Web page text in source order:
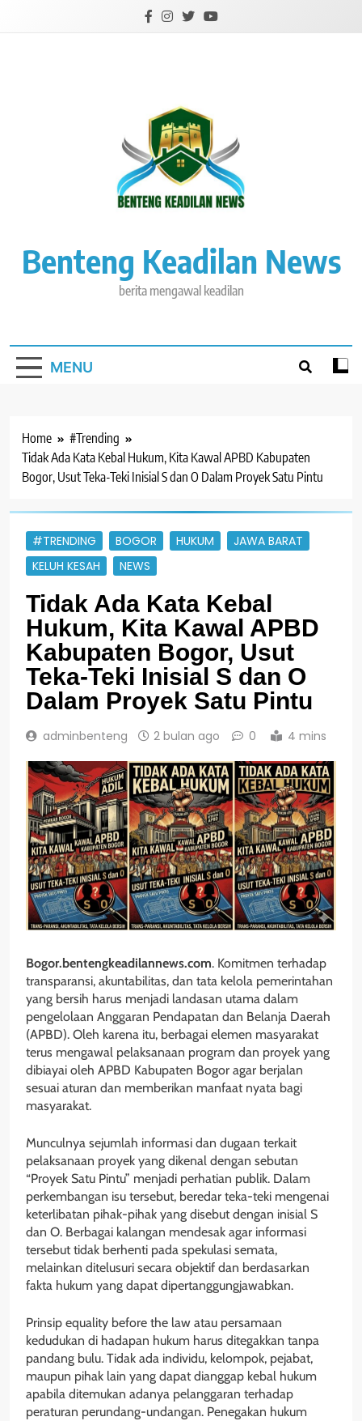
Benteng Keadilan News
berita mengawal keadilan
MENU
Home
#Trending
Tidak Ada Kata Kebal Hukum, Kita Kawal APBD Kabupaten
Bogor, Usut Teka-Teki Inisial S dan O Dalam Proyek Satu Pintu
#TRENDING BOGOR HUKUM
JAWA BARAT
KELUH KESAH
NEWS
Tidak Ada Kata Kebal
Hukum, Kita Kawal APBD
Kabupaten Bogor, Usut
Teka-Teki Inisial S dan O
Dalam Proyek Satu Pintu
adminbenteng 2 bulan ago 0 4 mins
Bogor.bentengkeadilannews.com. Komitmen terhadap
transparansi, akuntabilitas, dan tata kelola pemerintahan
yang bersih harus menjadi landasan utama dalam
pengelolaan Anggaran Pendapatan dan Belanja Daerah
(APBD). Oleh karena itu, berbagai elemen masyarakat
terus mengawal pelaksanaan program dan proyek yang
dibiayai oleh APBD Kabupaten Bogor agar berjalan
sesuai aturan dan memberikan manfaat nyata bagi
masyarakat.
Munculnya sejumlah informasi dan dugaan terkait
pelaksanaan proyek yang dikenal dengan sebutan
“Proyek Satu Pintu” menjadi perhatian publik. Dalam
perkembangan isu tersebut, beredar teka-teki mengenai
keterlibatan pihak-pihak yang disebut dengan inisial S
dan O. Berbagai kalangan mendesak agar informasi
tersebut tidak berhenti pada spekulasi semata,
melainkan ditelusuri secara objektif dan berdasarkan
fakta hukum yang dapat dipertanggungjawabkan.
Prinsip equality before the law atau persamaan
kedudukan di hadapan hukum harus ditegakkan tanpa
pandang bulu. Tidak ada individu, kelompok, pejabat,
maupun pihak lain yang dapat dianggap kebal hukum
apabila ditemukan adanya pelanggaran terhadap
peraturan perundang-undangan. Penegakan hukum